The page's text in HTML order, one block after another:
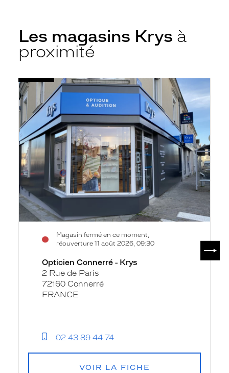
Les magasins Krys à
proximité
Opticien
Connerré
-
Krys
Magasin fermé en ce moment,
réouverture 11 août 2026, 09:30
Voir
la
fiche
Opticien Connerré - Krys
2 Rue de Paris
72160 Connerré
FRANCE
02 43 89 44 74
VOIR LA FICHE